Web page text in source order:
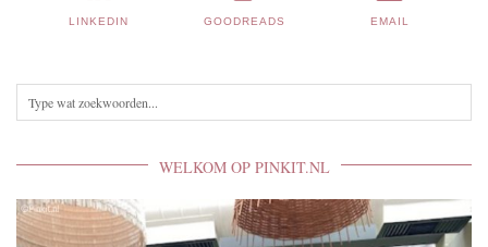
LINKEDIN GOODREADS EMAIL
WELKOM OP PINKIT.NL